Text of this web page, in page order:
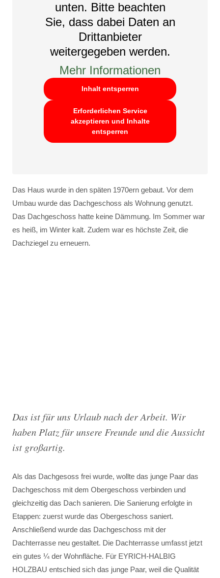
unten. Bitte beachten
Sie, dass dabei Daten an
Drittanbieter
weitergegeben werden.
Mehr Informationen
Inhalt entsperren
Erforderlichen Service
akzeptieren und Inhalte
entsperren
Das Haus wurde in den späten 1970ern gebaut. Vor dem
Umbau wurde das Dachgeschoss als Wohnung genutzt.
Das Dachgeschoss hatte keine Dämmung. Im Sommer war
es heiß, im Winter kalt. Zudem war es höchste Zeit, die
Dachziegel zu erneuern.
Das ist für uns Urlaub nach der Arbeit. Wir
haben Platz für unsere Freunde und die Aussicht
ist großartig.
Als das Dachgesoss frei wurde, wollte das junge Paar das
Dachgeschoss mit dem Obergeschoss verbinden und
gleichzeitig das Dach sanieren. Die Sanierung erfolgte in
Etappen: zuerst wurde das Obergeschoss saniert.
Anschließend wurde das Dachgeschoss mit der
Dachterrasse neu gestaltet. Die Dachterrasse umfasst jetzt
ein gutes ¼ der Wohnfläche. Für EYRICH-HALBIG
HOLZBAU entschied sich das junge Paar, weil die Qualität